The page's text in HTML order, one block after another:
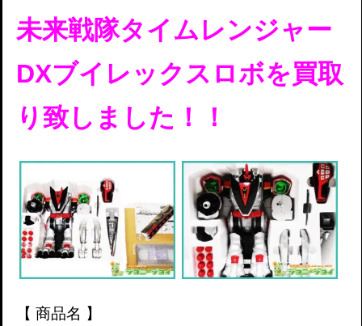
未来戦隊タイムレンジャー
DXブイレックスロボを買取
り致しました！！
【 商品名 】